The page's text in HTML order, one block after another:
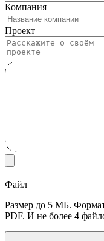
Компания
Проект
Файл
Размер до 5 МБ.
PDF. И не более 4